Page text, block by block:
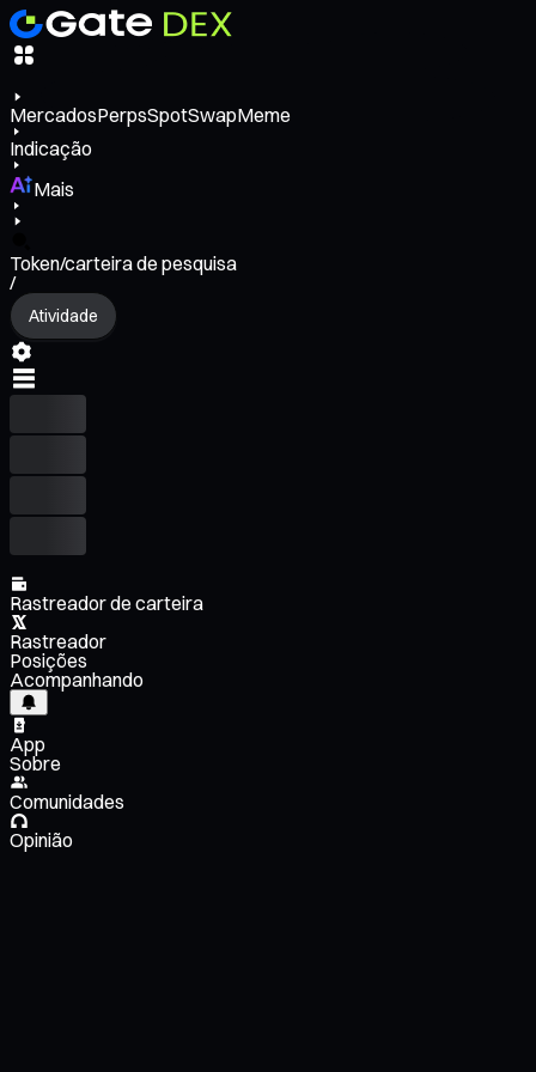
MercadosPerpsSpotSwapMeme
Indicação
Mais
Token/carteira de pesquisa
/
Atividade
Rastreador de carteira
Rastreador
Posições
Acompanhando
App
Sobre
Comunidades
Opinião